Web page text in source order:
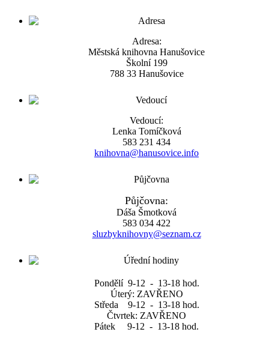
Adresa:
Městská knihovna Hanušovice
Školní 199
788 33 Hanušovice
Vedoucí:
Lenka Tomíčková
583 231 434
knihovna@hanusovice.info
Půjčovna:
Dáša Šmotková
583 034 422
sluzbyknihovny@seznam.cz
Pondělí 9-12 - 13-18 hod.
Úterý: ZAVŘENO
Středa 9-12 - 13-18 hod.
Čtvrtek: ZAVŘENO
Pátek 9-12 - 13-18 hod.